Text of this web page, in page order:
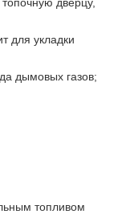
для укладки
дымовых газов;
топливом